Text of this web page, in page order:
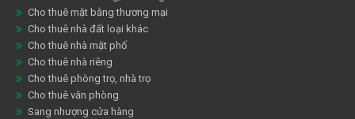
Cho thuê mặt bằng thương mại
Cho thuê nhà đất loại khác
Cho thuê nhà mặt phố
Cho thuê nhà riêng
Cho thuê phòng trọ, nhà trọ
Cho thuê văn phòng
Sang nhượng cửa hàng